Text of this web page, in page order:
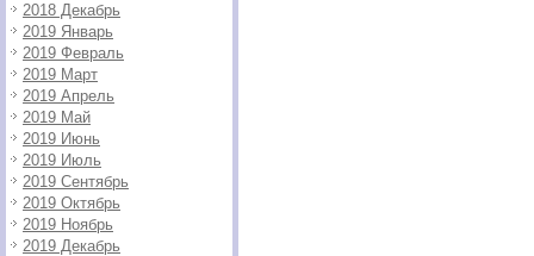
2018 Декабрь
2019 Январь
2019 Февраль
2019 Март
2019 Апрель
2019 Май
2019 Июнь
2019 Июль
2019 Сентябрь
2019 Октябрь
2019 Ноябрь
2019 Декабрь